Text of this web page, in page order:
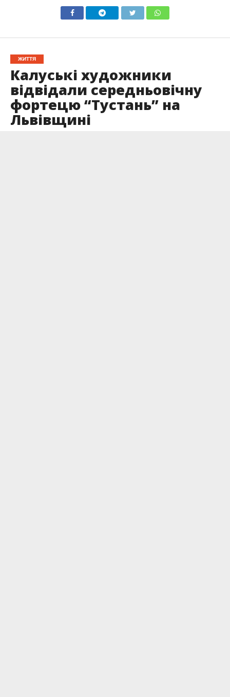
ЖИТТЯ
Калуські художники
відвідали середньовічну
фортецю “Тустань” на
Львівщині